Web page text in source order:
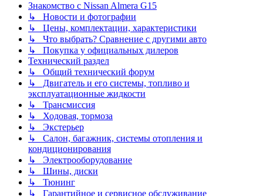
Знакомство с Nissan Almera G15
↳ Новости и фотографии
↳ Цены, комплектации, характеристики
↳ Что выбрать? Сравнение с другими авто
↳ Покупка у официальных дилеров
Технический раздел
↳ Общий технический форум
↳ Двигатель и его системы, топливо и
эксплуатационные жидкости
↳ Трансмиссия
↳ Ходовая, тормоза
↳ Экстерьер
↳ Салон, багажник, системы отопления и
кондиционирования
↳ Электрооборудование
↳ Шины, диски
↳ Тюнинг
↳ Гарантийное и сервисное обслуживание